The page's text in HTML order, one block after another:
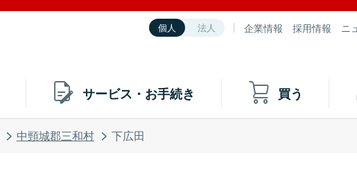
個人 法人 企業情報 採用情報 ニ
サービス・お手続き 買う
中頸城郡三和村 下広田